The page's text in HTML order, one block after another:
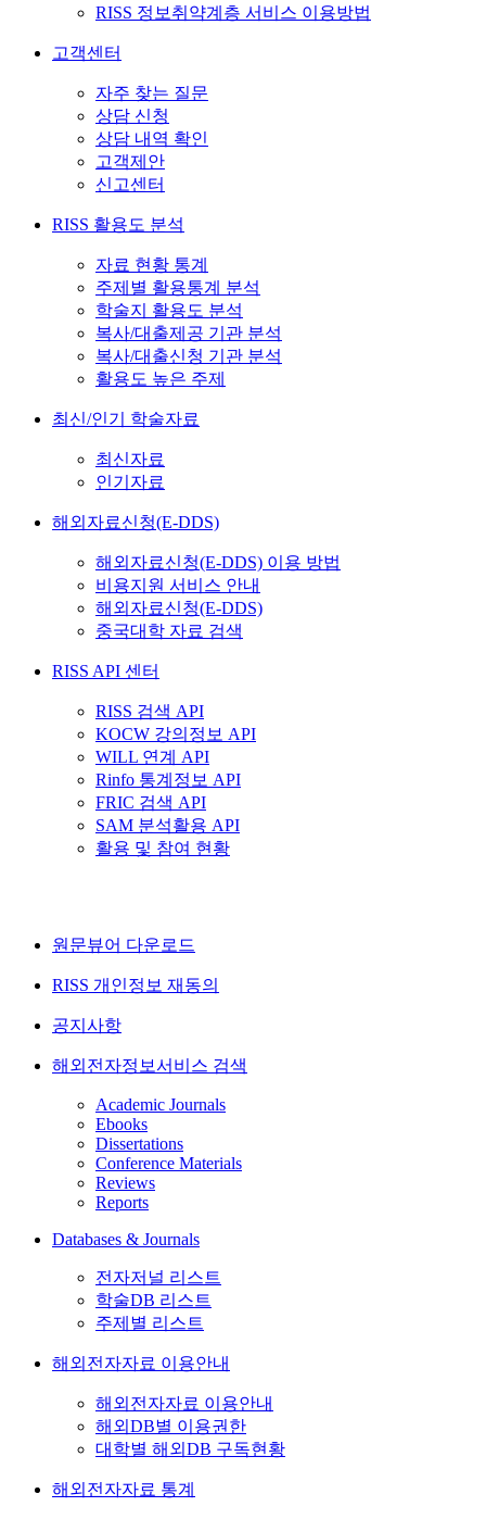
RISS 정보취약계층 서비스 이용방법
고객센터
자주 찾는 질문
상담 신청
상담 내역 확인
고객제안
신고센터
RISS 활용도 분석
자료 현황 통계
주제별 활용통계 분석
학술지 활용도 분석
복사/대출제공 기관 분석
복사/대출신청 기관 분석
활용도 높은 주제
최신/인기 학술자료
최신자료
인기자료
해외자료신청(E-DDS)
해외자료신청(E-DDS) 이용 방법
비용지원 서비스 안내
해외자료신청(E-DDS)
중국대학 자료 검색
RISS API 센터
RISS 검색 API
KOCW 강의정보 API
WILL 연계 API
Rinfo 통계정보 API
FRIC 검색 API
SAM 분석활용 API
활용 및 참여 현황
원문뷰어 다운로드
RISS 개인정보 재동의
공지사항
해외전자정보서비스 검색
Academic Journals
Ebooks
Dissertations
Conference Materials
Reviews
Reports
Databases & Journals
전자저널 리스트
학술DB 리스트
주제별 리스트
해외전자자료 이용안내
해외전자자료 이용안내
해외DB별 이용권한
대학별 해외DB 구독현황
해외전자자료 통계